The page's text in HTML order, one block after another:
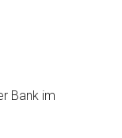
Bank im